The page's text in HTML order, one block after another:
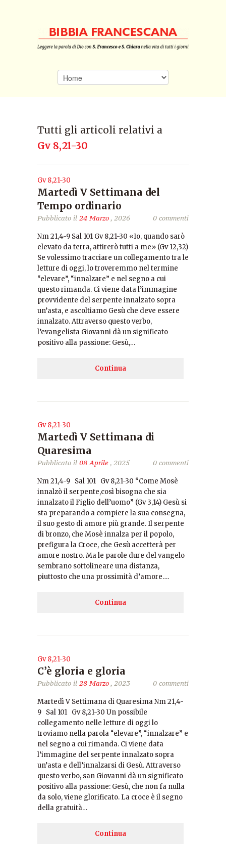
Tutti gli articoli relativi a
Gv 8,21-30
Gv 8,21-30
Martedì V Settimana del
Tempo ordinario
Pubblicato il 24 Marzo, 2026 0 commenti
Nm 21,4-9 Sal 101 Gv 8,21-30 «Io, quando sarò
elevato da terra, attirerò tutti a me» (Gv 12,32)
Se volessimo tracciare un collegamento tra le
letture di oggi, lo troveremmo nel termine
“elevare”, “innalzare” e nel segno a cui
questo rimanda. Ci viene data l’immagine
provvidente del serpente innalzato sopra
un’asta, e ascoltiamo Gesù che deve essere
innalzato. Attraverso questo verbo,
l’evangelista Giovanni dà un significato
positivo alla passione: Gesù,…
Continua
Gv 8,21-30
Martedì V Settimana di
Quaresima
Pubblicato il 08 Aprile, 2025 0 commenti
Nm 21,4-9 Sal 101 Gv 8,21-30 “Come Mosè
innalzò il serpente,così bisogna che sia
innalzato il Figlio dell’uomo” (Gv 3,14) Gesù si
sta preparando a compiere la sua consegna,
il suo gesto di amore più grande. Il serpente
di bronzo, che Mosè innalza per il popolo,
prefigura la Croce, che Gesù accetterà per
amore nostro. Ma le parole dure del vangelo
sembrano sottolineare una distanza,
piuttosto che una prossimità d’amore….
Continua
Gv 8,21-30
C’è gloria e gloria
Pubblicato il 28 Marzo, 2023 0 commenti
Martedì V Settimana di Quaresima Nm 21,4-
9 Sal 101 Gv 8,21-30 Un possibile
collegamento nelle letture di oggi lo
troviamo nella parola “elevare”, “innalzare” e
nel segno a cui rimanda. Ci viene data
l’immagine del serpente innalzato sopra
un’asta e dell’innalzarsi di Gesù. Attraverso
questo verbo, san Giovanni dà un significato
positivo alla passione: Gesù, che non fa nulla
da solo, viene glorificato. La croce è il segno
della gratuità…
Continua